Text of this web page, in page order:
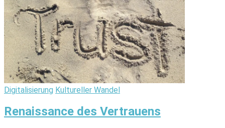
Digitalisierung Kultureller Wandel
Renaissance des Vertrauens